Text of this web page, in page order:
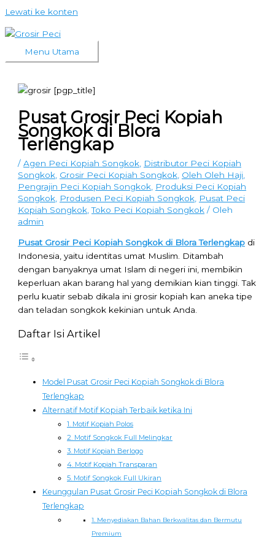
Lewati ke konten
Menu Utama
Pusat Grosir Peci Kopiah
Songkok di Blora
Terlengkap
/Agen Peci Kopiah Songkok Distributor Peci Kopiah
Songkok Grosir Peci Kopiah Songkok Oleh Oleh Haji
Pengrajin Peci Kopiah Songkok Produksi Peci Kopiah
Songkok Produsen Peci Kopiah Songkok Pusat Peci
Kopiah Songkok ,Toko Peci Kopiah Songkok / Oleh
admin
Pusat Grosir Peci Kopiah Songkok di Blora Terlengkap di
Indonesia, yaitu identitas umat Muslim. Ditambah
dengan banyaknya umat Islam di negeri ini, membikin
keperluan akan barang hal yang demikian kian tinggi. Tak
perlu kuatir sebab dikala ini grosir kopiah kan aneka tipe
dan teladan songkok kekinian untuk Anda.
Daftar Isi Artikel
Model Pusat Grosir Peci Kopiah Songkok di Blora
Terlengkap
Alternatif Motif Kopiah Terbaik ketika Ini
1. Motif Kopiah Polos
2. Motif Songkok Full Melingkar
3. Motif Kopiah Berlogo
4. Motif Kopiah Transparan
5. Motif Songkok Full Ukiran
Keunggulan Pusat Grosir Peci Kopiah Songkok di Blora
Terlengkap
1. Menyediakan Bahan Berkwalitas dan Bermutu
Premium